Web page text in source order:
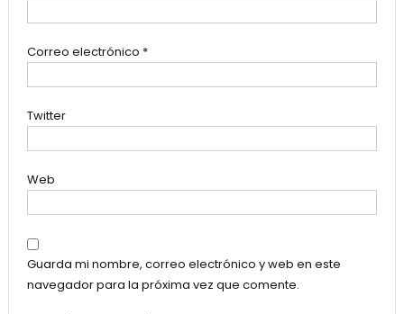
Correo electrónico *
Twitter
Web
Guarda mi nombre, correo electrónico y web en este
navegador para la próxima vez que comente.